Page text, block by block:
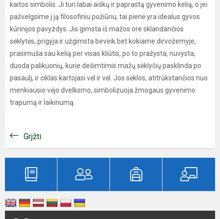
kaitos simbolis. Ji turi labai aiškų ir paprastą gyvenimo kelią, o jei
pažvelgsime į ją filosofiniu požiūriu, tai pienė yra idealus gyvos
kūrinijos pavyzdys. Jis gimsta iš mažos ore sklandančios
sėklytės, prigyja ir užgimsta beveik bet kokiame dirvožemyje,
prasimuša sau kelią per visas kliūtis, po to pražysta, nuvysta,
duoda palikuonių, kurie dešimtimis mažų sėklyčių pasklinda po
pasaulį, ir ciklas kartojasi vėl ir vėl. Jos sėklos, atitrūkstančios nuo
menkiausio vėjo dvelksmo, simbolizuoja žmogaus gyvenimo
trapumą ir laikinumą.
Grįžti